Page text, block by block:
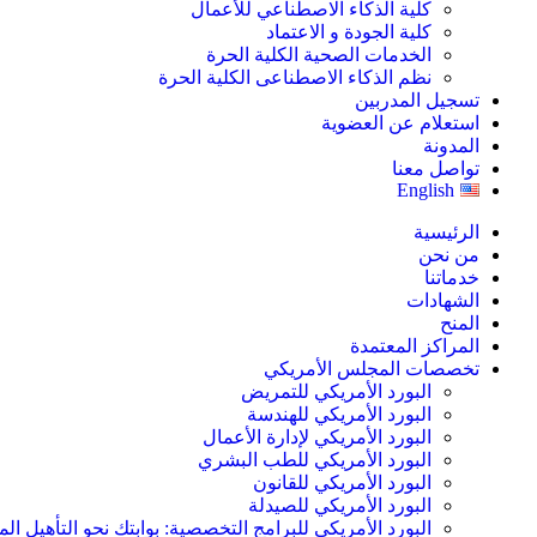
كلية الذكاء الاصطناعي للأعمال
كلية الجودة و الاعتماد
الخدمات الصحية الكلية الحرة
نظم الذكاء الاصطناعى الكلية الحرة
تسجيل المدربين
استعلام عن العضوية
المدونة
تواصل معنا
English
الرئيسية
من نحن
خدماتنا
الشهادات
المنح
المراكز المعتمدة
تخصصات المجلس الأمريكي
البورد الأمريكي للتمريض
البورد الأمريكي للهندسة
البورد الأمريكي لإدارة الأعمال
البورد الأمريكي للطب البشري
البورد الأمريكي للقانون
البورد الأمريكي للصيدلة
البورد الأمريكي للبرامج التخصصية: بوابتك نحو التأهيل